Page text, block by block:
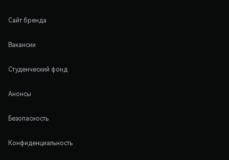
Сайт бренда
Вакансии
Студенческий фонд
Анонсы
Безопасность
Конфиденциальность